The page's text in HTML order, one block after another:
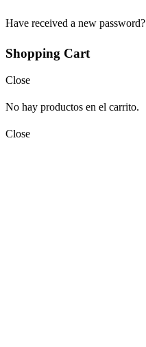
Have received a new password?
Shopping Cart
Close
No hay productos en el carrito.
Close